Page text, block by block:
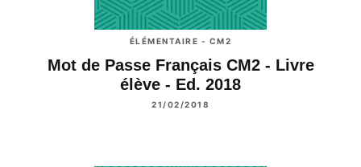
ÉLÉMENTAIRE - CM2
Mot de Passe Français CM2 - Livre
élève - Ed. 2018
21/02/2018